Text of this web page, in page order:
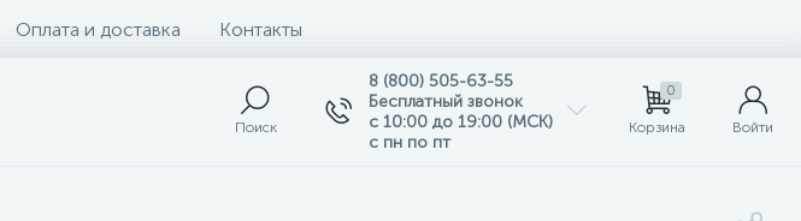
Оплата и доставка Контакты
Поиск
8 (800) 505-63-55
Бесплатный звонок
с 10:00 до 19:00 (МСК)
с пн по пт
0
Корзина Войти